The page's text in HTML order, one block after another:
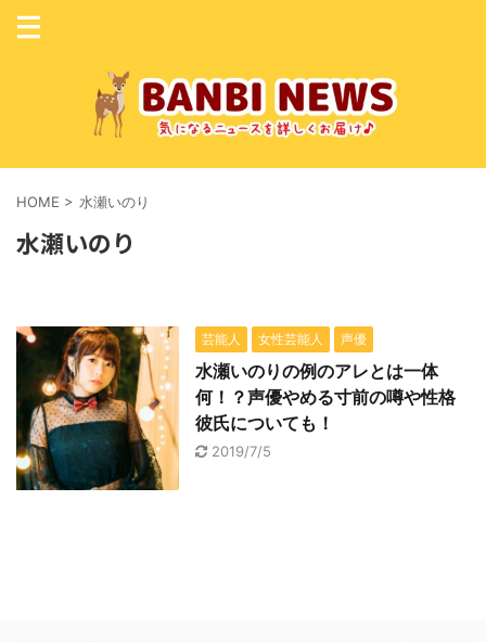
HOME > 水瀬いのり
水瀬いのり
芸能人 女性芸能人 声優
水瀬いのりの例のアレとは一体
何！？声優やめる寸前の噂や性格
彼氏についても！
2019/7/5